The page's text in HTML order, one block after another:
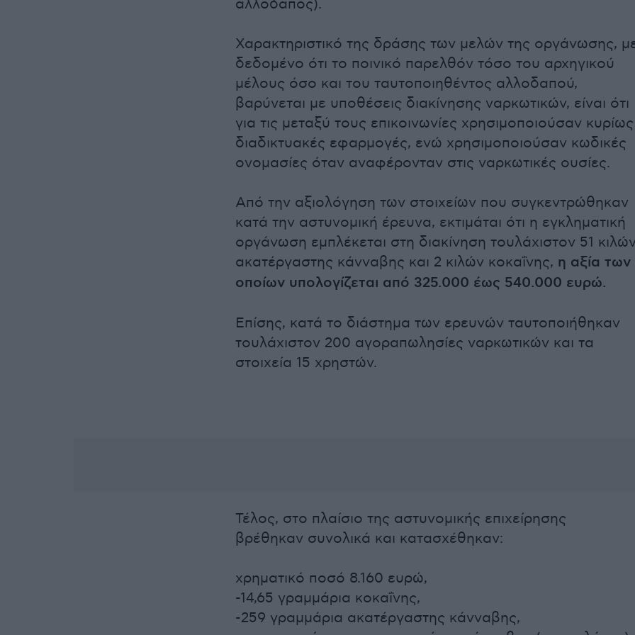
αλλοδαπός).
Χαρακτηριστικό της δράσης των μελών της οργάνωσης,
δεδομένο ότι το ποινικό παρελθόν τόσο του αρχηγικού
μέλους όσο και του ταυτοποιηθέντος αλλοδαπού,
βαρύνεται με υποθέσεις διακίνησης ναρκωτικών, είναι ότι
για τις μεταξύ τους επικοινωνίες χρησιμοποιούσαν κυρίως
διαδικτυακές εφαρμογές, ενώ χρησιμοποιούσαν κωδικές
ονομασίες όταν αναφέρονταν στις ναρκωτικές ουσίες.
Από την αξιολόγηση των στοιχείων που συγκεντρώθηκαν
κατά την αστυνομική έρευνα, εκτιμάται ότι η εγκληματική
οργάνωση εμπλέκεται στη διακίνηση τουλάχιστον 51
ακατέργαστης κάνναβης και 2 κιλών κοκαΐνης, η αξία των
οποίων υπολογίζεται από 325.000 έως 540.000 ευρώ.
Επίσης, κατά το διάστημα των ερευνών ταυτοποιήθηκαν
τουλάχιστον 200 αγοραπωλησίες ναρκωτικών και τα
στοιχεία 15 χρηστών.
Τέλος, στο πλαίσιο της αστυνομικής επιχείρησης
βρέθηκαν συνολικά και κατασχέθηκαν:
χρηματικό ποσό 8.160 ευρώ,
-14,65 γραμμάρια κοκαΐνης,
-259 γραμμάρια ακατέργαστης κάνναβης,